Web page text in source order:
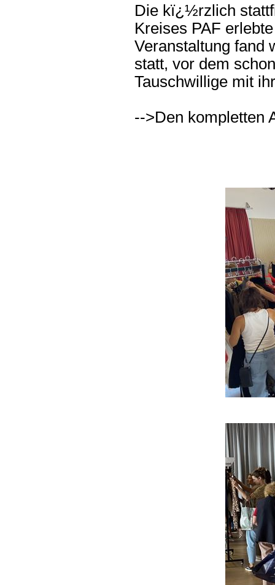
Die kï¿½rzlich
Kreises PAF
Veranstaltung fand
statt, vor dem
Tauschwillige mit
-->Den kompletten